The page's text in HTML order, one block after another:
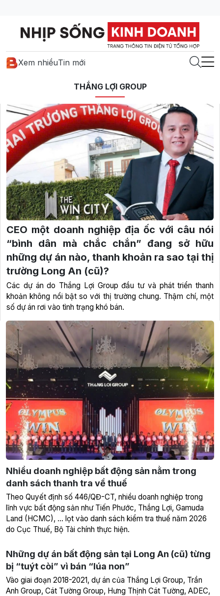
Xem nhiềuTin mới
THẮNG LỢI GROUP
Nhiều doanh nghiệp bất động sản nằm trong
danh sách thanh tra về thuế
Theo Quyết định số 446/QĐ-CT, nhiều doanh nghiệp trong
lĩnh vực bất động sản như Tiến Phước, Thắng Lợi, Gamuda
Land (HCMC), … lọt vào danh sách kiểm tra thuế năm 2026
do Cục Thuế, Bộ Tài chính thực hiện.
CEO một doanh nghiệp địa ốc với câu nói
“bình dân mà chắc chắn” đang sở hữu
những dự án nào, thanh khoản ra sao tại thị
trường Long An (cũ)?
Các dự án do Thắng Lợi Group đầu tư và phát triển thanh
khoản không nổi bật so với thị trường chung. Thậm chí, một
số dự án rơi vào tình trạng khó bán.
Những dự án bất động sản tại Long An (cũ) từng
bị “tuýt còi” vì bán “lúa non”
Vào giai đoạn 2018-2021, dự án của Thắng Lợi Group, Trần
Anh Group, Cát Tường Group, Hưng Thịnh Cát Tường, ADEC,